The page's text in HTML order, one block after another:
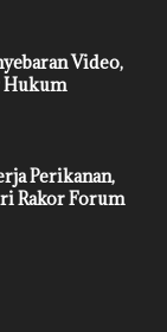
Video,
Hukum
Perikanan,
Rakor Forum